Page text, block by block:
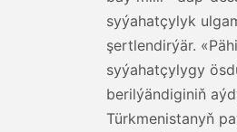
syýahatçylyk
şertlendirýär.
syýahatçylygy
berilýändiginiň
Türkmenistanyň